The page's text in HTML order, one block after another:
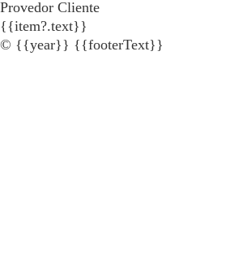
Provedor Cliente
{{item?.text}}
© {{year}} {{footerText}}